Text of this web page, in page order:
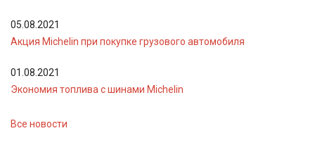
05.08.2021
Акция Michelin при покупке грузового автомобиля
01.08.2021
Экономия топлива с шинами Michelin
Все новости